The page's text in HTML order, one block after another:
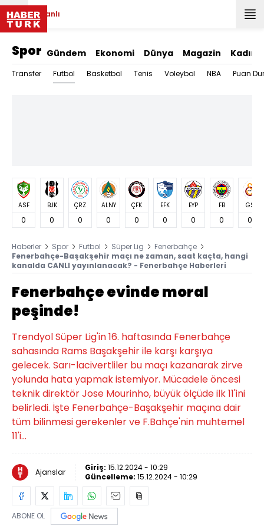
Canlı
Spor Gündem Ekonomi Dünya Magazin Kadın
Transfer Futbol Basketbol Tenis Voleybol NBA Puan
ASF
0
BJK
0
ÇRZ
0
ALNY
0
ÇFK
0
EFK
0
EYP
0
FB
0
GS
0
Haberler Spor Futbol Süper Lig
Fenerbahçe
Fenerbahçe-Başakşehir maçı ne zaman, saat kaçta, hangi
kanalda CANLI yayınlanacak? - Fenerbahçe Haberleri
Fenerbahçe evinde moral
peşinde!
Trendyol Süper Lig'in 16. haftasında Fenerbahçe
sahasında Rams Başakşehir ile karşı karşıya
gelecek. Sarı-lacivertliler bu maçı kazanarak zirve
yolunda hata yapmak istemiyor. Mücadele öncesi
teknik direktör Jose Mourinho, büyük ölçüde ilk 11'ini
belirledi. İşte Fenerbahçe-Başakşehir maçına dair
tüm bilinmesi gerekenler ve F.Bahçe'nin muhtemel
11'i...
Ajanslar Giriş: 15.12.2024 - 10:29
Güncelleme: 15.12.2024 - 10:29
ABONE OL